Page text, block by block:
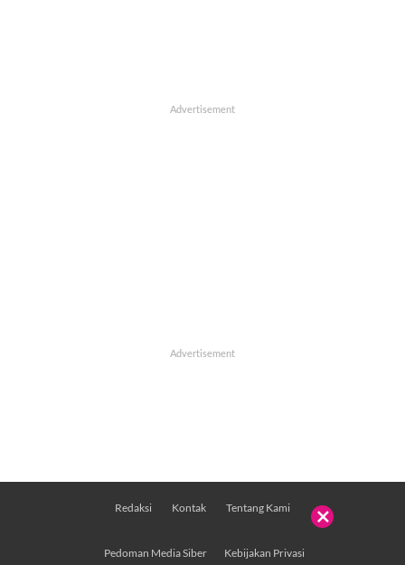
Redaksi Kontak Tentang Kami
Pedoman Media Siber Kebijakan Privasi
